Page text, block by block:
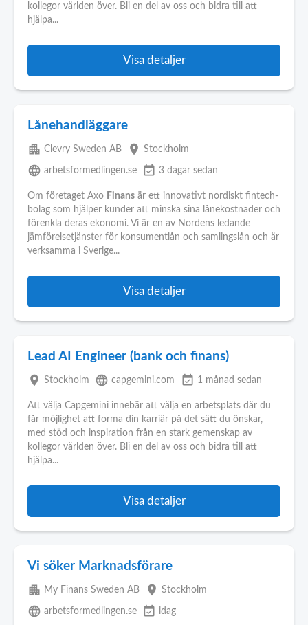
kollegor världen över. Bli en del av oss och bidra till att
hjälpa...
Visa detaljer
Lånehandläggare
apartment Clevry Sweden AB place Stockholm
language arbetsformedlingen.se event_available 3 dagar sedan
Om företaget Axo Finans är ett innovativt nordiskt fintech-
bolag som hjälper kunder att minska sina lånekostnader och
förenkla deras ekonomi. Vi är en av Nordens ledande
jämförelsetjänster för konsumentlån och samlingslån och är
verksamma i Sverige...
Visa detaljer
Lead AI Engineer (bank och finans)
place Stockholm language capgemini.com event_available 1 månad sedan
Att välja Capgemini innebär att välja en arbetsplats där du
får möjlighet att forma din karriär på det sätt du önskar,
med stöd och inspiration från en stark gemenskap av
kollegor världen över. Bli en del av oss och bidra till att
hjälpa...
Visa detaljer
Vi söker Marknadsförare
apartment My Finans Sweden AB place Stockholm
language arbetsformedlingen.se event_available idag